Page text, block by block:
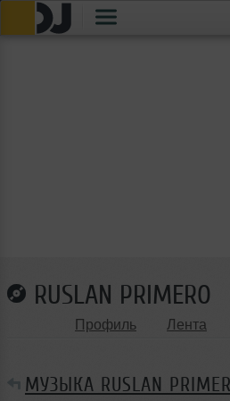
RUSLAN PRIMERO
Профиль Лента
МУЗЫКА RUSLAN